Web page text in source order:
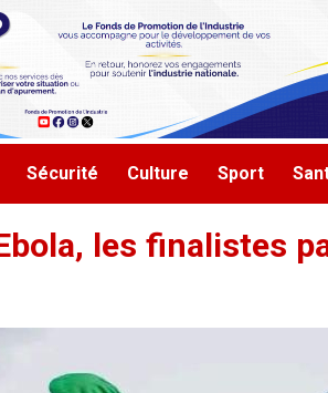
Sécurité Culture Sport
les finalistes